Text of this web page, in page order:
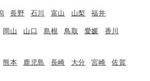
長野 石川 富山 山梨 福井
岡山 山口 島根 鳥取 愛媛
香川
熊本 鹿児島 長崎 大分 宮崎
佐賀